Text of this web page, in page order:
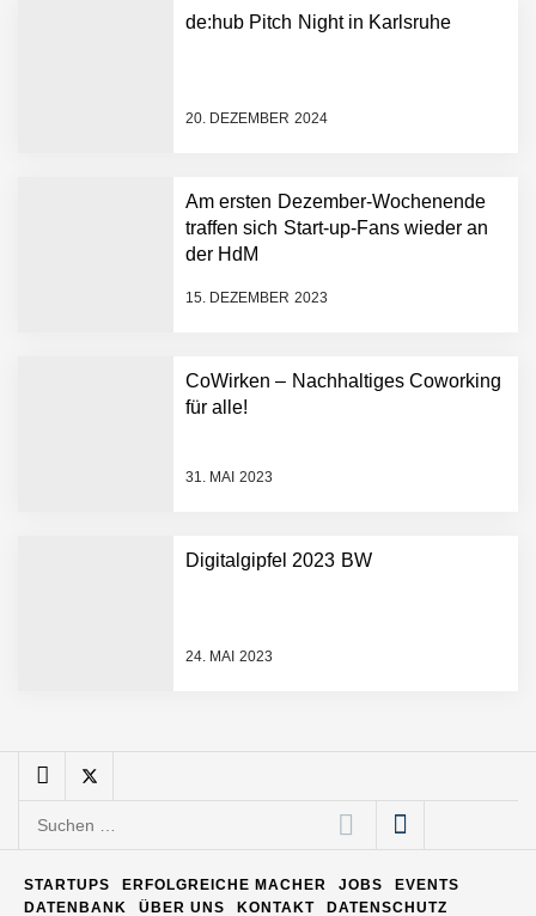
de:hub Pitch Night in Karlsruhe
20. DEZEMBER 2024
Am ersten Dezember-Wochenende
traffen sich Start-up-Fans wieder an
der HdM
15. DEZEMBER 2023
CoWirken – Nachhaltiges Coworking
für alle!
31. MAI 2023
Digitalgipfel 2023 BW
24. MAI 2023
Plattform zu beschleunigen
NEURA Robotics und
AI breit auszurollen
Humanoider Roboter bringt
Hightech ins Stadion
Simulationsdienstleistung in
FiniteNow ermöglicht
Entwicklungsprozesse
Pyck im Employer Portrait
Software – flexibel, offen,
ELOPRINT im Employer
Portrait
Suchen
STARTUPS ERFOLGREICHE MACHER JOBS
EVENTS
DATENBANK
ÜBER UNS KONTAKT DATENSCHUTZ